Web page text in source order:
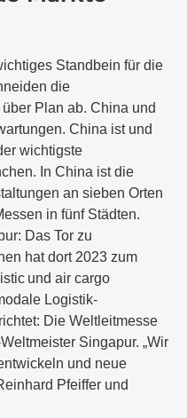
Standbein für die
die
Plan ab. China und
China ist und
wichtigste
In China ist die
an sieben Orten
in fünf Städten.
Das Tor zu
hat dort 2023 zum
und air cargo
Logistik-
Die Weltleitmesse
Singapur. „Wir
und neue
Pfeiffer und